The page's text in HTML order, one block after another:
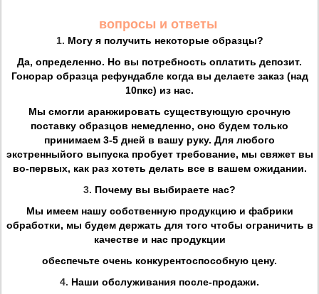
вопросы и ответы
1. Могу я получить некоторые образцы?
Да, определенно. Но вы потребность оплатить депозит.
Гонорар образца рефундабле когда вы делаете заказ (над
10пкс) из нас.
Мы смогли аранжировать существующую срочную
поставку образцов немедленно, оно будем только
принимаем 3-5 дней в вашу руку. Для любого
экстренныйого выпуска пробует требование, мы свяжет вы
во-первых, как раз хотеть делать все в вашем ожидании.
3. Почему вы выбираете нас?
Мы имеем нашу собственную продукцию и фабрики
обработки, мы будем держать для того чтобы ограничить в
качестве и нас продукции
обеспечьте очень конкурентоспособную цену.
4. Наши обслуживания после-продажи.